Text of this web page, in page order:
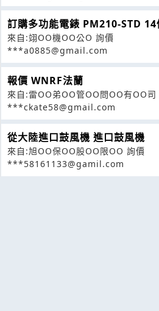
訂購多功能電錶 PM210-STD 14
來自:翊OO機OO公O 詢價
***a0885@gmail.com
報價 WNRF法蘭
來自:雷OO弟OO管OO問OO有OO司
***ckate58@gmail.com
從大陸進口鼓風機 進口鼓風機
來自:旭OO保OO股OO限OO 詢價
***58161133@gamil.com